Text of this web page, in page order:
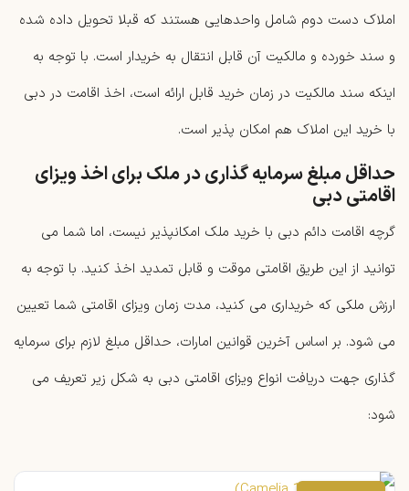
املاک دست دوم شامل واحدهایی هستند که قبلا تحویل داده شده
و سند خورده و مالکیت آن قابل انتقال به خریدار است. با توجه به
اینکه سند مالکیت در زمان خرید قابل ارائه است، اخذ اقامت در دبی
با خرید این املاک هم امکان پذیر است.
حداقل مبلغ سرمایه گذاری در ملک برای اخذ ویزای
اقامتی دبی
گرچه اقامت دائم دبی با خرید ملک امکانپذیر نیست، اما شما می
توانید از این طریق اقامتی موقت و قابل تمدید اخذ کنید. با توجه به
ارزش ملکی که خریداری می کنید، مدت زمان ویزای اقامتی شما تعیین
می شود. بر اساس آخرین قوانین امارات، حداقل مبلغ لازم برای سرمایه
گذاری جهت دریافت انواع ویزای اقامتی دبی به شکل زیر تعریف می
شود: